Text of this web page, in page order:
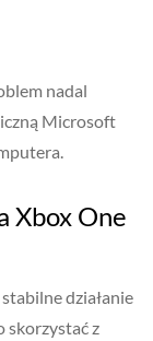
nadal
Microsoft
Xbox One
działanie
skorzystać z